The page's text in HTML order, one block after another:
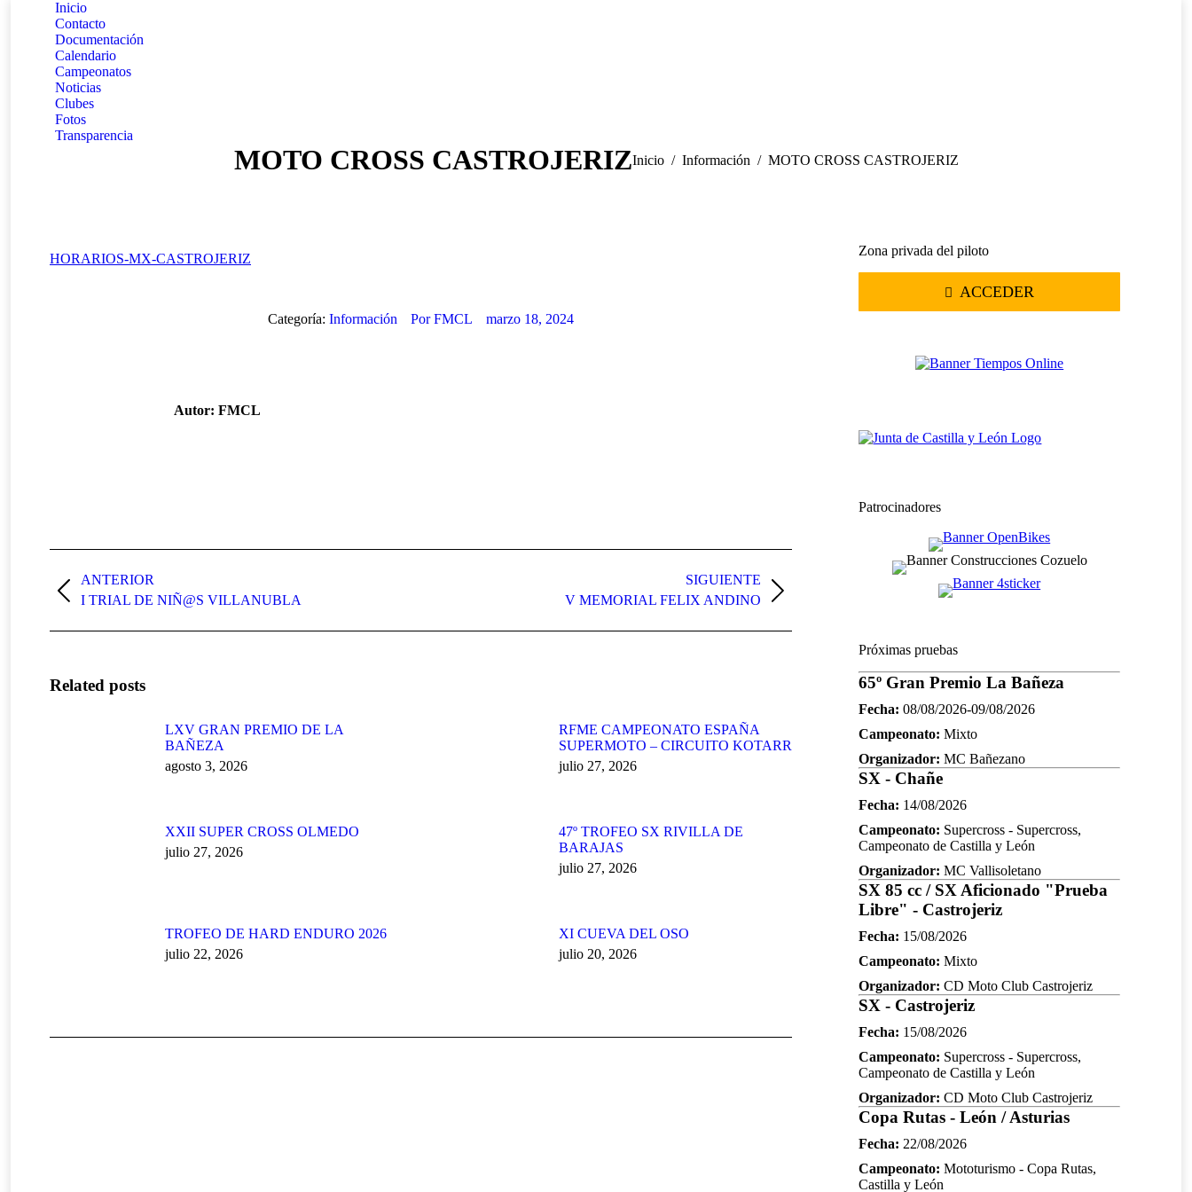
Inicio
Contacto
Documentación
Calendario
Campeonatos
Noticias
Clubes
Fotos
Transparencia
MOTO CROSS CASTROJERIZEstás aquí:
Inicio Información MOTO CROSS CASTROJERIZ
HORARIOS-MX-CASTROJERIZ
Categoría:Información PorFMCL marzo 18, 2024
Autor: FMCL
entre
publicaciones
ANTERIOR
Publicación
I TRIAL DE NIÑ@S VILLANUBLA
SIGUIENTE
V MEMORIAL FELIX ANDINO
Related posts
LXV GRAN PREMIO DE LA
BAÑEZA
agosto 3, 2026
RFME CAMPEONATO ESPAÑA
SUPERMOTO – CIRCUITO KOTARR
julio 27, 2026
XXII SUPER CROSS OLMEDO
julio 27, 2026
47º TROFEO SX RIVILLA DE
BARAJAS
julio 27, 2026
TROFEO DE HARD ENDURO 2026
julio 22, 2026
XI CUEVA DEL OSO
julio 20, 2026
Zona privada del piloto
ACCEDER
Patrocinadores
Próximas pruebas
65º Gran Premio La Bañeza
Fecha: 08/08/2026-09/08/2026
Campeonato: Mixto
Organizador: MC Bañezano
SX - Chañe
Fecha: 14/08/2026
Campeonato: Supercross - Supercross,
Campeonato de Castilla y León
Organizador: MC Vallisoletano
SX 85 cc / SX Aficionado "Prueba
Libre" - Castrojeriz
Fecha: 15/08/2026
Campeonato: Mixto
Organizador: CD Moto Club Castrojeriz
SX - Castrojeriz
Fecha: 15/08/2026
Campeonato: Supercross - Supercross,
Campeonato de Castilla y León
Organizador: CD Moto Club Castrojeriz
Copa Rutas - León / Asturias
Fecha: 22/08/2026
Campeonato: Mototurismo - Copa Rutas,
Castilla y León